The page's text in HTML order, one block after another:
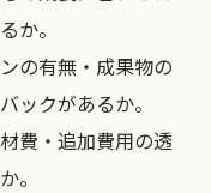
か。
の有無・成果物の
ックがあるか。
費・追加費用の透
。